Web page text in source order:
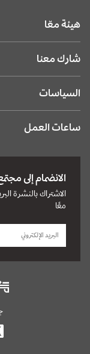
هيئة معّا
شارك معنا
السياسات
ساعات العمل
الانضمام إلى
الاشتراك بالنشرة
معًا